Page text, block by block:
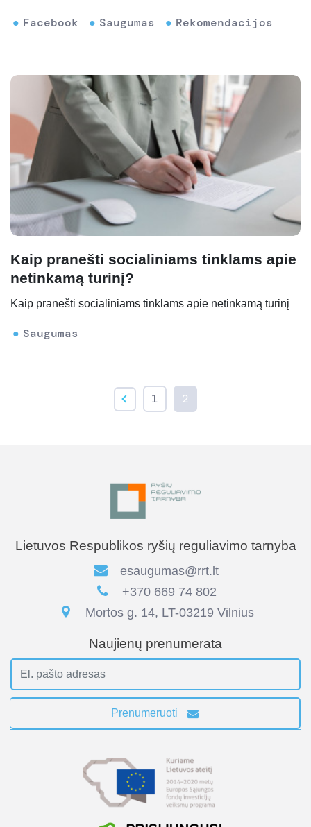
Facebook Saugumas Rekomendacijos
Kaip pranešti socialiniams tinklams apie
netinkamą turinį?
Kaip pranešti socialiniams tinklams apie netinkamą turinį
Saugumas
1 2
Lietuvos Respublikos ryšių reguliavimo tarnyba
esaugumas@rrt.lt
+370 669 74 802
Mortos g. 14, LT-03219 Vilnius
Naujienų prenumerata
Prenumeruoti